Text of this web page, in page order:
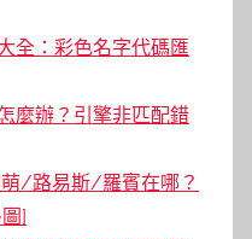
全：彩色名字代碼匯
麼辦？引擎非匹配錯
/路易斯/羅賓在哪？
]